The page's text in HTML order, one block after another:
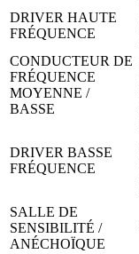
DRIVER HAUTE
FRÉQUENCE
CONDUCTEUR DE
FRÉQUENCE
MOYENNE /
BASSE
DRIVER BASSE
FRÉQUENCE
SALLE DE
SENSIBILITÉ /
ANÉCHOÏQUE